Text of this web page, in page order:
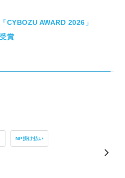
CYBOZU AWARD 2026」
賞
NP掛け払い